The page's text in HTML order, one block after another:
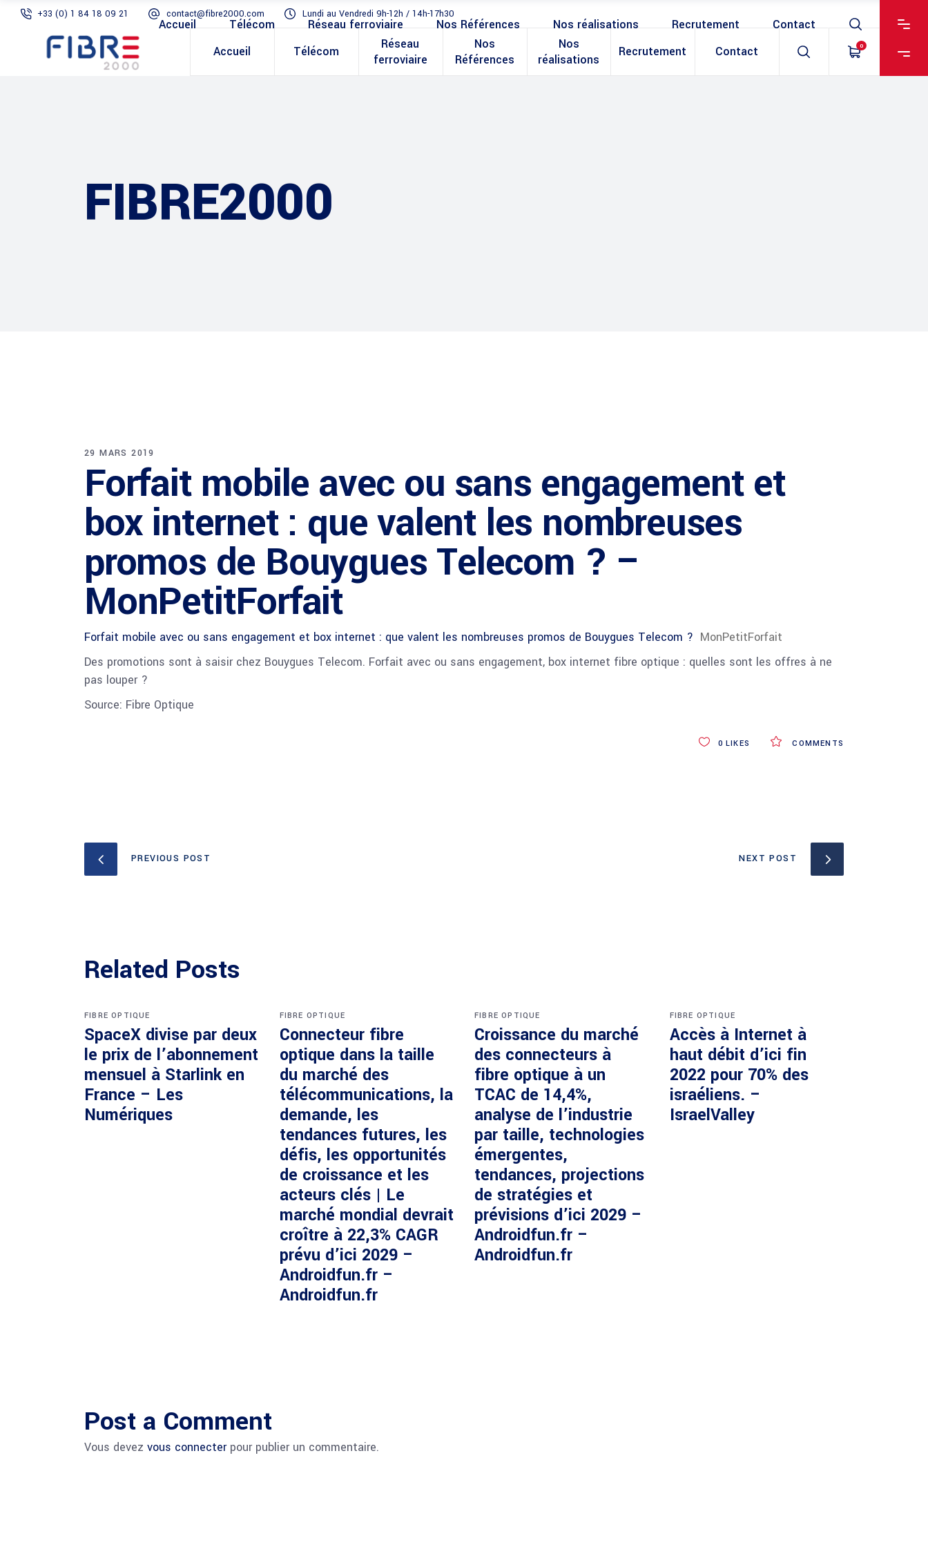
+33 (0) 1 84 18 09 21 contact@fibre2000.com Lundi au Vendredi 9h-12h / 14h-17h30
Accueil Télécom
Réseau
ferroviaire
Nos
Références
Nos
réalisations
Recrutement Contact 0
Accueil Télécom Réseau ferroviaire Nos Références Nos réalisations Recrutement Contact
FIBRE2000
29 MARS 2019
Forfait mobile avec ou sans engagement et
box internet : que valent les nombreuses
promos de Bouygues Telecom ? –
MonPetitForfait
Forfait mobile avec ou sans engagement et box internet : que valent les nombreuses promos de Bouygues Telecom ? MonPetitForfait
Des promotions sont à saisir chez Bouygues Telecom. Forfait avec ou sans engagement, box internet fibre optique : quelles sont les offres à ne
pas louper ?
Source: Fibre Optique
COMMENTS
0 LIKES
PREVIOUS POST NEXT POST
Related Posts
FIBRE OPTIQUE
SpaceX divise par deux
le prix de l’abonnement
mensuel à Starlink en
France – Les
Numériques
FIBRE OPTIQUE
Connecteur fibre
optique dans la taille
du marché des
télécommunications, la
demande, les
tendances futures, les
défis, les opportunités
de croissance et les
acteurs clés | Le
marché mondial devrait
croître à 22,3% CAGR
prévu d’ici 2029 –
Androidfun.fr –
Androidfun.fr
FIBRE OPTIQUE
Croissance du marché
des connecteurs à
fibre optique à un
TCAC de 14,4%,
analyse de l’industrie
par taille, technologies
émergentes,
tendances, projections
de stratégies et
prévisions d’ici 2029 –
Androidfun.fr –
Androidfun.fr
FIBRE OPTIQUE
Accès à Internet à
haut débit d’ici fin
2022 pour 70% des
israéliens. –
IsraelValley
Post a Comment
Vous devez vous connecterpour publier un commentaire.